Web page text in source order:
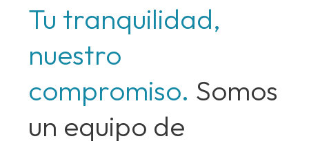
Tu tranquilidad,
nuestro
compromiso. Somos
un equipo de